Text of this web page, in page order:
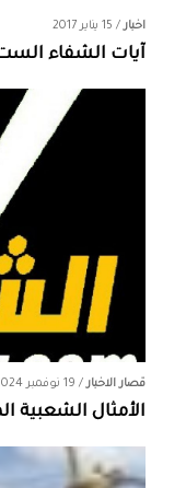
اخبار/ 15 يناير 2017
آيات الشفاء الست فى
قصار الاخبار/ 19 نوفمبر 2024
الأمثال الشعبية